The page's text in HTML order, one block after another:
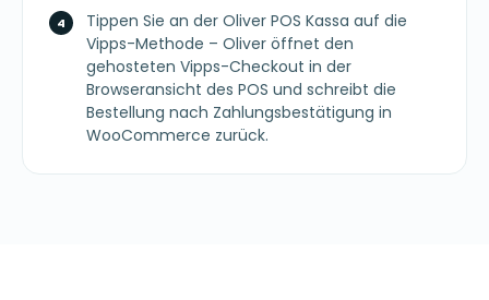
Tippen Sie an der Oliver POS Kassa auf die
Vipps-Methode – Oliver öffnet den
gehosteten Vipps-Checkout in der
Browseransicht des POS und schreibt die
Bestellung nach Zahlungsbestätigung in
WooCommerce zurück.